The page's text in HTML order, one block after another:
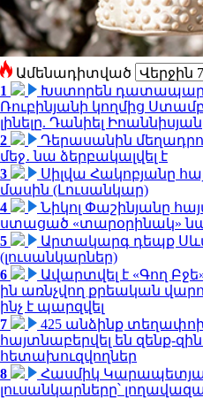
Ամենադիտված
1
Խստորեն
Ռուբինյանի կողմից
լինելը. Դանիել Իոաննիսյան
2
Դերասանին
մեջ․ նա ձերբակալվել է
3
Սիլվա Հակոբյանը
մասին (Լուսանկար)
4
Նիկոլ Փաշինյանը
ստացած «տարօրինակ»
5
Արտակարգ դեպք
(լուսանկարներ)
6
Ավարտվել է «Գող
ին առնչվող քրեական
ինչ է պարզվել
7
425 անձինք
հայտնաբերվել են զենք-
հետախուզվողներ
8
Հասմիկ
լուսանկարները՝